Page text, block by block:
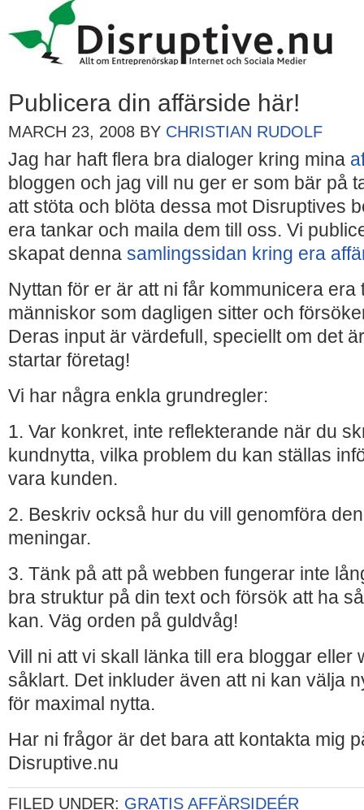
Publicera din affärside här!
MARCH 23, 2008 BY CHRISTIAN RUDOLF
Jag har haft flera bra dialoger kring mina
bloggen och jag vill nu ger er som bär på
att stöta och blöta dessa mot Disruptives
era tankar och maila dem till oss. Vi
skapat denna samlingssidan kring era
Nyttan för er är att ni får kommunicera era
människor som dagligen sitter och
Deras input är värdefull, speciellt om det
startar företag!
Vi har några enkla grundregler:
1. Var konkret, inte reflekterande när du
kundnytta, vilka problem du kan ställas
vara kunden.
2. Beskriv också hur du vill genomföra
meningar.
3. Tänk på att på webben fungerar inte
bra struktur på din text och försök att ha
kan. Väg orden på guldvåg!
Vill ni att vi skall länka till era bloggar eller
såklart. Det inkluder även att ni kan välja
för maximal nytta.
Har ni frågor är det bara att kontakta mig
Disruptive.nu
FILED UNDER: GRATIS AFFÄRSIDEÉR